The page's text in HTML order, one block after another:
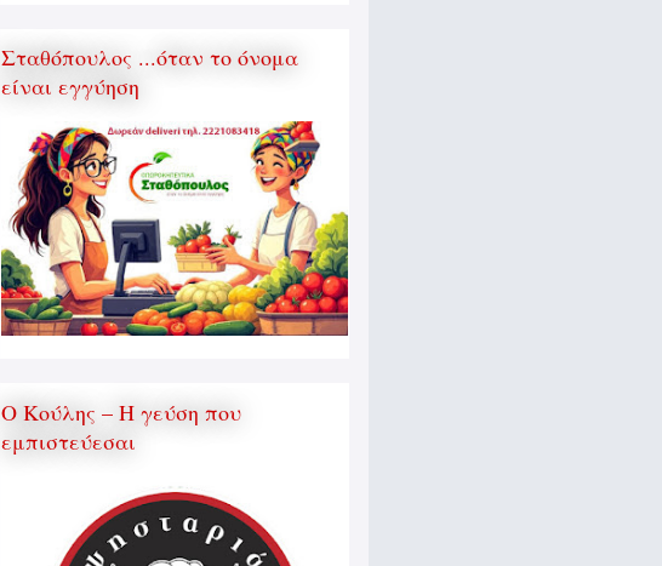
Σταθόπουλος ...όταν το όνομα
είναι εγγύηση
Ο Κούλης – Η γεύση που
εμπιστεύεσαι